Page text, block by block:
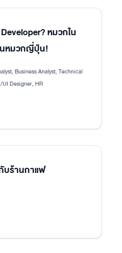
หมวกใน
นหมวกญี่ปุ่น!
Business Analyst, Technical
UI Designer, HR
บร้านกาแฟ